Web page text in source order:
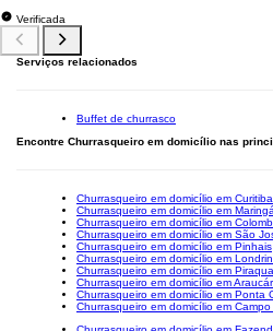
Verificada
Serviços relacionados
Buffet de churrasco
Encontre Churrasqueiro em domicílio nas
Churrasqueiro em domicílio em Curitiba
Churrasqueiro em domicílio em Maringá
Churrasqueiro em domicílio em
Churrasqueiro em domicílio em São
Churrasqueiro em domicílio em Pinhais
Churrasqueiro em domicílio em
Churrasqueiro em domicílio em
Churrasqueiro em domicílio em
Churrasqueiro em domicílio em Ponta
Churrasqueiro em domicílio em